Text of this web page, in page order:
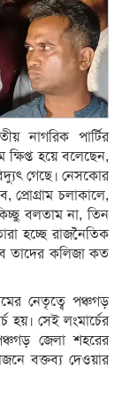
নাগরিক পার্টির
হয়ে বলেছেন,
গেছে। নেসকোর
চলাকালে,
বলতাম না, তিন
হচ্ছে রাজনৈতিক
তাদের কলিজা কত
নেতৃত্বে পঞ্চগড়
হয়। সেই লংমার্চের
জেলা শহরের
বক্তব্য দেওয়ার